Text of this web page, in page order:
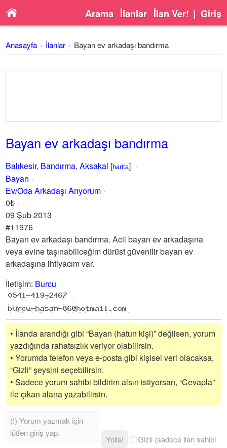
Arama İlanlar İlan Ver! | Giriş
Anasayfa İlanlar Bayan ev arkadaşı bandırma
Bayan ev arkadaşı bandırma
Balıkesir, Bandırma,Aksakal [harita]
Bayan
Ev/Oda Arkadaşı Arıyorum
0₺
09 Şub 2013
#11976
Bayan ev arkadaşı bandırma. Acil bayan ev arkadaşına
veya evine taşınabiliceğim dürüst güvenilir bayan ev
arkadaşına ihtiyacım var.
İletişim: Burcu
• İlanda arandığı gibi “Bayan (hatun kişi)” değilsen, yorum
yazdığında rahatsızlık veriyor olabilirsin.
• Yorumda telefon veya e-posta gibi kişisel veri olacaksa,
“Gizli” şeysini seçebilirsin.
• Sadece yorum sahibi bildirim alsın istiyorsan, “Cevapla”
ile çıkan alana yazabilirsin.
Yolla!
Gizli (sadece ilan sahibi